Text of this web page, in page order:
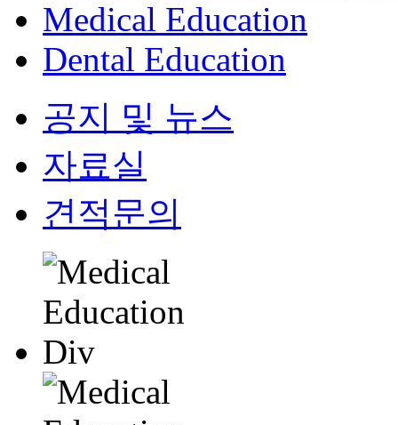
Medical Education
Dental Education
공지 및 뉴스
자료실
견적문의